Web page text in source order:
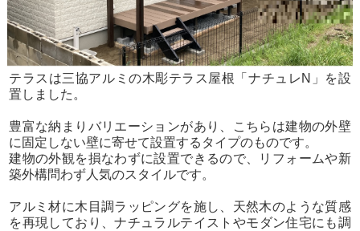
テラスは三協アルミの木彫テラス屋根「ナチュレN」を設
置しました。
豊富な納まりバリエーションがあり、こちらは建物の外壁
に固定しない壁に寄せて設置するタイプのものです。
建物の外観を損なわずに設置できるので、リフォームや新
築外構問わず人気のスタイルです。
アルミ材に木目調ラッピングを施し、天然木のような質感
を再現しており、ナチュラルテイストやモダン住宅にも調